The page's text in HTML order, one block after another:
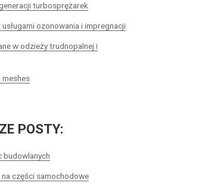
turbosprężarek
ozonowania i impregnacji
w odzieży trudnopalnej i
meshes
POSTY:
budowlanych
części samochodowe